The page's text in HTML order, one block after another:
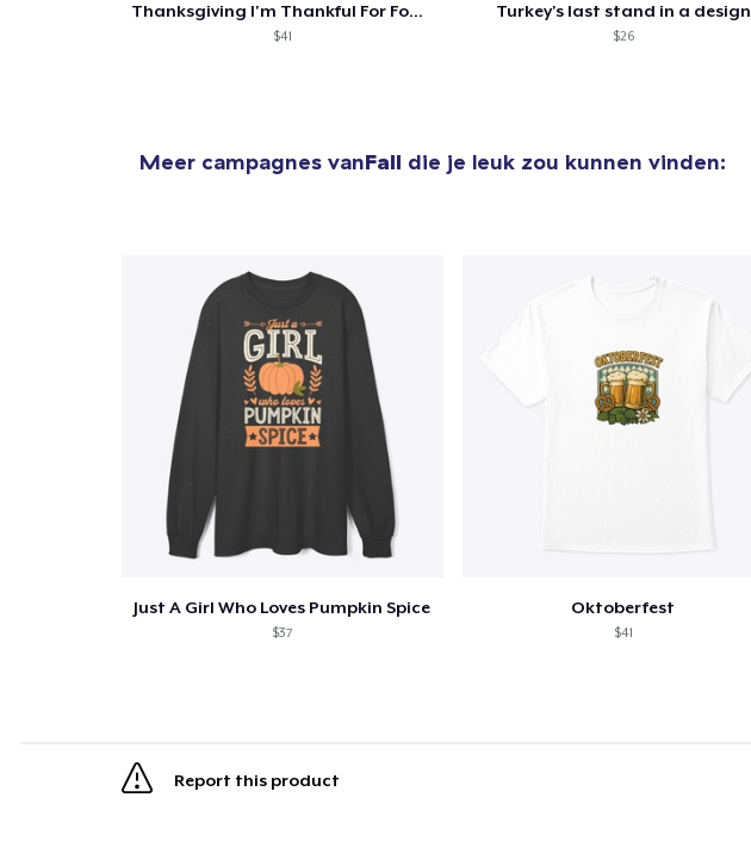
Thanksgiving I'm Thankful For Football
$41
Turkey's last stand in a design
$26
Meer campagnes vanFall die je leuk zou kunnen vinden:
Just A Girl Who Loves Pumpkin Spice
$37
Oktoberfest
$41
Report this product